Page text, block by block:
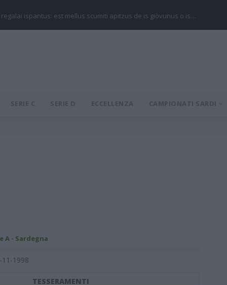
regalai ispantus: est mellus scumiti apitzus de is giòvunus o is…
SERIE C SERIE D ECCELLENZA CAMPIONATI SARDI
A - Sardegna
11-1998
TESSERAMENTI